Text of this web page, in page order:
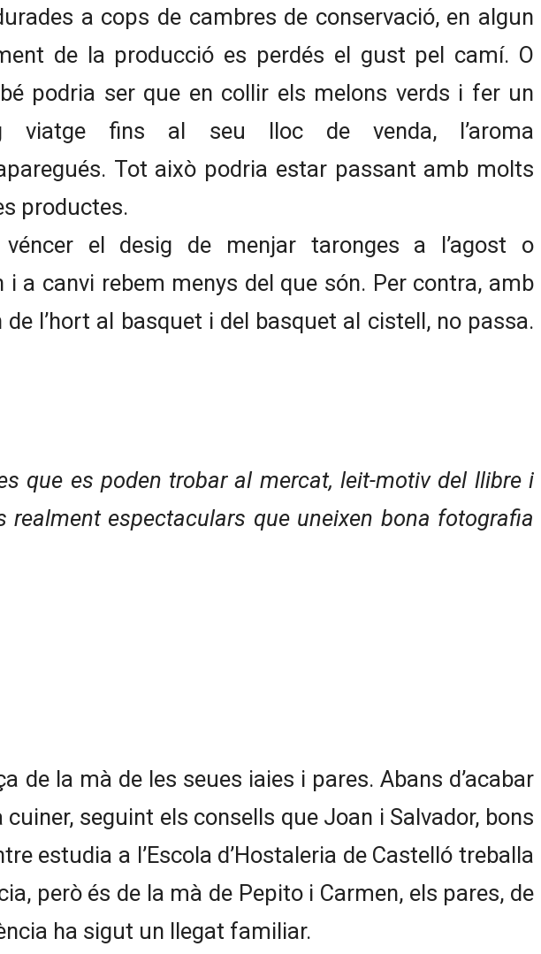
a cops de cambres de conservació, en algun
de la producció es perdés el gust pel camí. O
podria ser que en collir els melons verds i fer un
viatge fins al seu lloc de venda, l’aroma
Tot això podria estar passant amb molts
productes.
véncer el desig de menjar taronges a l’agost o
a canvi rebem menys del que són. Per contra, amb
l’hort al basquet i del basquet al cistell, no passa.
que es poden trobar al mercat, leit-motiv del llibre i
espectaculars que uneixen bona fotografia
de la mà de les seues iaies i pares. Abans d’acabar
seguint els consells que Joan i Salvador, bons
estudia a l’Escola d’Hostaleria de Castelló treballa
però és de la mà de Pepito i Carmen, els pares, de
ha sigut un llegat familiar.